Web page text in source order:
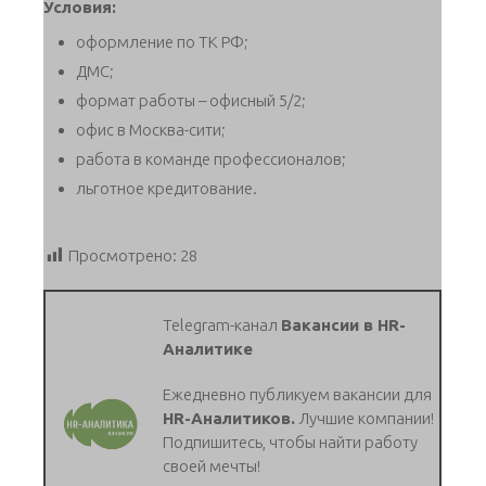
Условия:
оформление по ТК РФ;
ДМС;
формат работы – офисный 5/2;
офис в Москва-сити;
работа в команде профессионалов;
льготное кредитование.
Просмотрено: 28
Telegram-канал Вакансии в HR-
Аналитике
Ежедневно публикуем вакансии для
HR-Аналитиков. Лучшие компании!
Подпишитесь, чтобы найти работу
своей мечты!